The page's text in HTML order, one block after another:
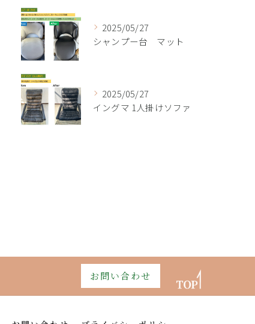
2025/05/27
シャンプー台 マット
2025/05/27
イングマ 1人掛けソファ
お問い合わせ